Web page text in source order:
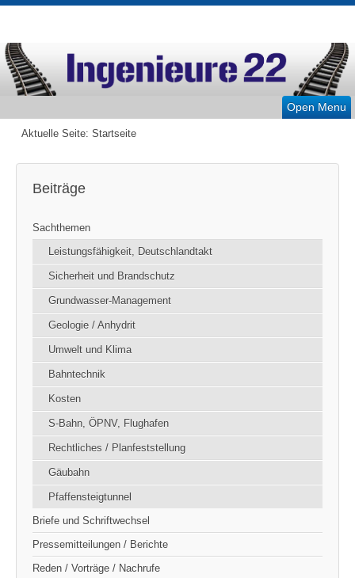
Open Menu
Aktuelle Seite: Startseite
Beiträge
Sachthemen
Leistungsfähigkeit, Deutschlandtakt
Sicherheit und Brandschutz
Grundwasser-Management
Geologie / Anhydrit
Umwelt und Klima
Bahntechnik
Kosten
S-Bahn, ÖPNV, Flughafen
Rechtliches / Planfeststellung
Gäubahn
Pfaffensteigtunnel
Briefe und Schriftwechsel
Pressemitteilungen / Berichte
Reden / Vorträge / Nachrufe